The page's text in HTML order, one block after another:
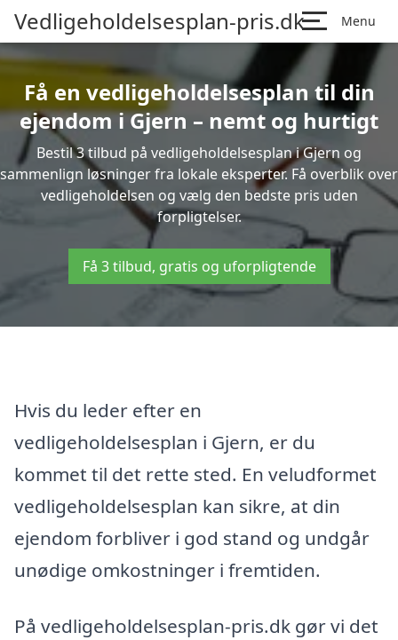
Vedligeholdelsesplan-pris.dk Menu
Få en vedligeholdelsesplan til din
ejendom i Gjern – nemt og hurtigt
Bestil 3 tilbud på vedligeholdelsesplan i Gjern og
sammenlign løsninger fra lokale eksperter. Få overblik over
vedligeholdelsen og vælg den bedste pris uden
forpligtelser.
Få 3 tilbud, gratis og uforpligtende
Hvis du leder efter en
vedligeholdelsesplan i Gjern, er du
kommet til det rette sted. En veludformet
vedligeholdelsesplan kan sikre, at din
ejendom forbliver i god stand og undgår
unødige omkostninger i fremtiden.
På vedligeholdelsesplan-pris.dk gør vi det